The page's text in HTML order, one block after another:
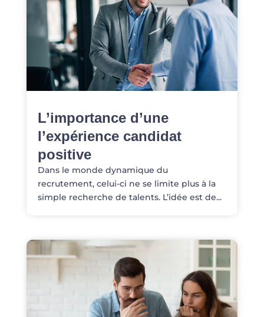
L’importance d’une
l’expérience candidat
positive
Dans le monde dynamique du
recrutement, celui-ci ne se limite plus à la
simple recherche de talents. L’idée est de...